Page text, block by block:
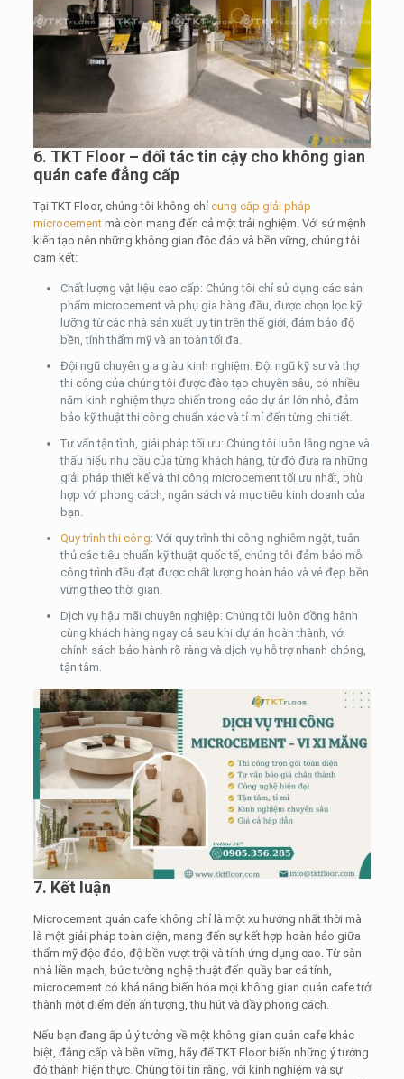
6. TKT Floor – đối tác tin cậy cho không gian
quán cafe đẳng cấp
Tại TKT Floor, chúng tôi không chỉ cung cấp giải pháp
microcementmà còn mang đến cả một trải nghiệm. Với sứ mệnh
kiến tạo nên những không gian độc đáo và bền vững, chúng tôi
cam kết:
Chất lượng vật liệu cao cấp: Chúng tôi chỉ sử dụng các sản
phẩm microcement và phụ gia hàng đầu, được chọn lọc kỹ
lưỡng từ các nhà sản xuất uy tín trên thế giới, đảm bảo độ
bền, tính thẩm mỹ và an toàn tối đa.
Đội ngũ chuyên gia giàu kinh nghiệm: Đội ngũ kỹ sư và thợ
thi công của chúng tôi được đào tạo chuyên sâu, có nhiều
năm kinh nghiệm thực chiến trong các dự án lớn nhỏ, đảm
bảo kỹ thuật thi công chuẩn xác và tỉ mỉ đến từng chi tiết.
Tư vấn tận tình, giải pháp tối ưu: Chúng tôi luôn lắng nghe và
thấu hiểu nhu cầu của từng khách hàng, từ đó đưa ra những
giải pháp thiết kế và thi công microcement tối ưu nhất, phù
hợp với phong cách, ngân sách và mục tiêu kinh doanh của
bạn.
Quy trình thi công: Với quy trình thi công nghiêm ngặt, tuân
thủ các tiêu chuẩn kỹ thuật quốc tế, chúng tôi đảm bảo mỗi
công trình đều đạt được chất lượng hoàn hảo và vẻ đẹp bền
vững theo thời gian.
Dịch vụ hậu mãi chuyên nghiệp: Chúng tôi luôn đồng hành
cùng khách hàng ngay cả sau khi dự án hoàn thành, với
chính sách bảo hành rõ ràng và dịch vụ hỗ trợ nhanh chóng,
tận tâm.
7. Kết luận
Microcement quán cafe không chỉ là một xu hướng nhất thời mà
là một giải pháp toàn diện, mang đến sự kết hợp hoàn hảo giữa
thẩm mỹ độc đáo, độ bền vượt trội và tính ứng dụng cao. Từ sàn
nhà liền mạch, bức tường nghệ thuật đến quầy bar cá tính,
microcement có khả năng biến hóa mọi không gian quán cafe trở
thành một điểm đến ấn tượng, thu hút và đầy phong cách.
Nếu bạn đang ấp ủ ý tưởng về một không gian quán cafe khác
biệt, đẳng cấp và bền vững, hãy để TKT Floor biến những ý tưởng
đó thành hiện thực. Chúng tôi tin rằng, với kinh nghiệm và sự